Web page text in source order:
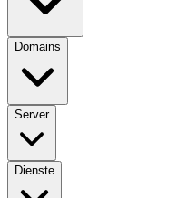
Domains
Server
Dienste